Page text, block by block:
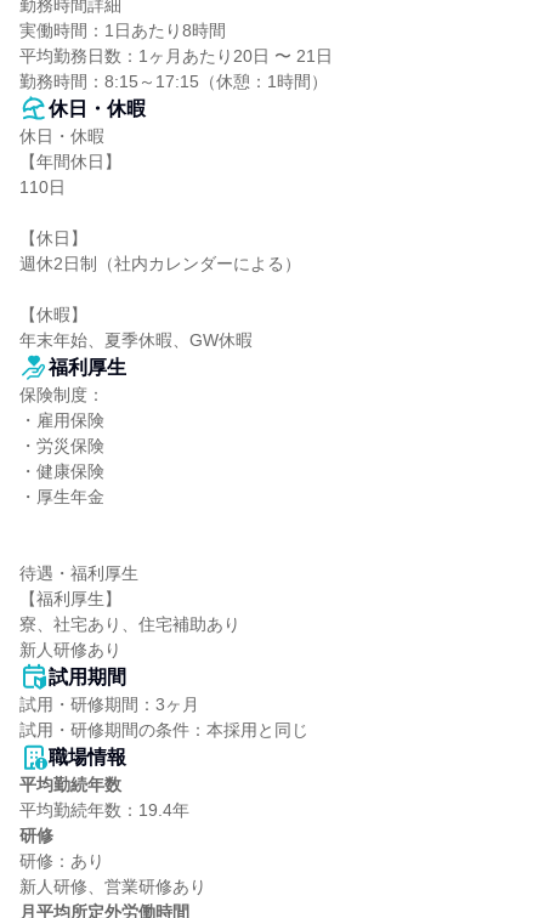
勤務時間詳細
実働時間：1日あたり8時間
平均勤務日数：1ヶ月あたり20日 〜 21日
勤務時間：8:15～17:15（休憩：1時間）
休日・休暇
休日・休暇
【年間休日】
110日
【休日】
週休2日制（社内カレンダーによる）
【休暇】
年末年始、夏季休暇、GW休暇
福利厚生
保険制度：
・雇用保険
・労災保険
・健康保険
・厚生年金
待遇・福利厚生
【福利厚生】
寮、社宅あり、住宅補助あり
新人研修あり
試用期間
試用・研修期間：3ヶ月
職場情報
平均勤続年数
研修
研修：あり
月平均所定外労働時間